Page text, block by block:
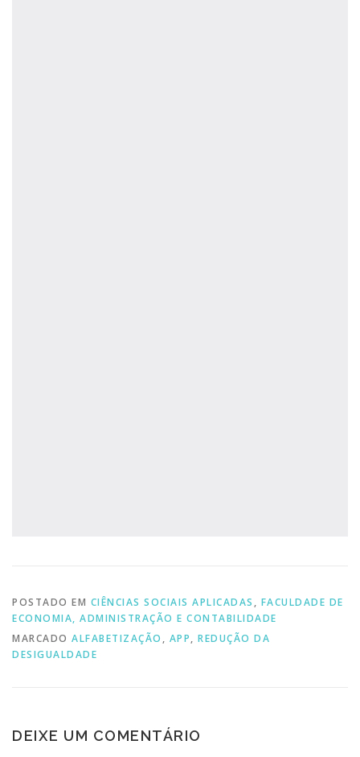
POSTADO EM CIÊNCIAS SOCIAIS APLICADAS , FACULDADE DE
ECONOMIA, ADMINISTRAÇÃO E CONTABILIDADE
MARCADO ALFABETIZAÇÃO , APP, REDUÇÃO DA
DESIGUALDADE
DEIXE UM COMENTÁRIO